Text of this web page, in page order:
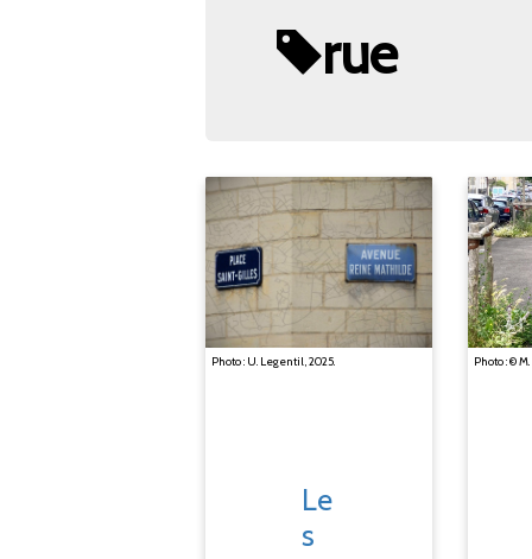
rue
Photo : U. Legentil, 2025.
Le
s
Photo : ©